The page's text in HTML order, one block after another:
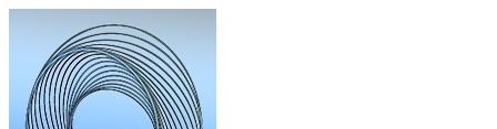
contenuto